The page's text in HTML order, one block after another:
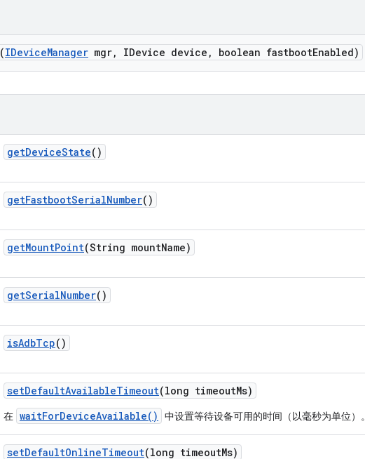
(IDeviceManager mgr, IDevice device , boolean fastbootEnabled)
getDeviceState()
getFastbootSerialNumber()
getMountPoint(String mountName)
getSerialNumber()
isAdbTcp()
setDefaultAvailableTimeout(long timeoutMs)
在 waitForDeviceAvailable() 中设置等待设备可用的时间（以毫秒为单位）。
setDefaultOnlineTimeout(long timeoutMs)